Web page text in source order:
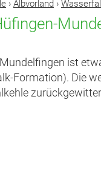
› Albvorland ›
ist
Formation). Die